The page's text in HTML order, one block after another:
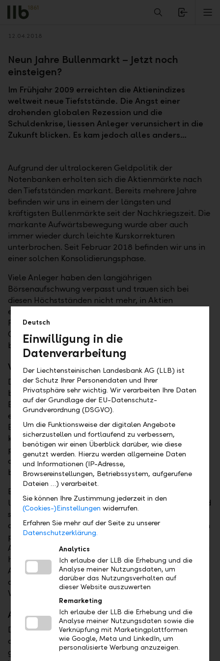
Alerts.Headline
Zurück
12.04.2018
Neun Jahre Bullenmarkt – Jetzt noch
einsteigen?
Im Frühjahr 2009 erreichten die Aktienindizes
weltweit neue Tiefststände. Die Angst einer
drohenden globalen Rezession und die
Schuldenkrise, liessen Anleger verunsichert in die
Zukunft blicken. Es kam jedoch alles anders…
Aufgrund der ultralockeren Geldpolitik der
Notenbanken erholten sich die Aktienmärkte nach
den Tiefstständen markant. Bereits mehrere Jahre
befinden wir uns in einem der längsten und
kräftigsten Bullenmärkte seit der Nachkriegszeit. Die
markante Aufwärtsbewegung wurde aber auch
immer wieder durch leichte Kurskorrekturen
unterbrochen. Seit Februar 2018 befinden wir uns in
einer solchen Konsolidierungsphase.
Viele Anleger haben den langjährigen
Börsenaufschwung verpasst und trauen sich bei
diesen Höchstständen nicht mehr, in Aktien
einzusteigen. Nach der leichten Kurskorrektur seit
Februar 2018 besteht für Anleger indes eine neue
Chance, in den Aktienmarkt einzusteigen
beziehungsweise weiter zu investieren.
Wann ist der richtige Einstiegszeitpunkt?
Das sogenannte ideale "Market Timing"
beziehungsweise den günstigsten Zeitpunkt zum
Einsteigen abzuwarten, gelingt nicht einmal
erfahrenen Investoren. Der richtige
Einstiegszeitpunkt ist eine Illusion, denn niemand
kann die Zukunft vorhersagen. Die Festlegung der
persönlichen Risikofähigkeit und -bereitschaft sowie
die Ermittlung des Anlagehorizontes sind viel
bedeutender.
Einen positiven Anlageerfolg erzielt nur, wer seine
langfristige Anlagestrategie konsequent verfolgt und
systematisch umsetzt. Bei der Allokation aufgrund
der persönlichen Anlagestrategie wird das Vermögen
prozentual in verschiedene Anlagekategorien wie
Aktien, Obligationen etc. investiert. Risiko und Ertrag
hängen jedoch nicht direkt zusammen. Je nach
Aufteilung und Festlegung der Strategie unterliegt
das Vermögen kleineren oder grösseren
Wertschwankungen.
Alles auf einmal oder besser gestaffelt?
Die Risikobereitschaft eines Anlegers spielt somit bei
der Umsetzung der passenden Anlagestrategie eine
grosse Rolle. Sie bezeichnet die Grösse der
Deutsch
Einwilligung in die
Datenverarbeitung
Der Liechtensteinischen Landesbank AG (LLB) ist
der Schutz Ihrer Personendaten und Ihrer
Privatsphäre sehr wichtig. Wir verarbeiten Ihre Daten
auf der Grundlage der EU-Datenschutz-
Grundverordnung (DSGVO).
Um die Funktionsweise der digitalen Angebote
sicherzustellen und fortlaufend zu verbessern,
benötigen wir einen Überblick darüber, wie diese
genutzt werden. Hierzu werden allgemeine Daten
und Informationen (IP-Adresse,
Browsereinstellungen, Betriebssystem, aufgerufene
Dateien …) verarbeitet.
Sie können Ihre Zustimmung jederzeit in den
(Cookies-)Einstellungen widerrufen.
Erfahren Sie mehr auf der Seite zu unserer
Datenschutzerklärung.
Analytics
Ich erlaube der LLB die Erhebung und die
Analyse meiner Nutzungsdaten, um
darüber das Nutzungsverhalten auf
dieser Website auszuwerten
Remarketing
Ich erlaube der LLB die Erhebung und die
Analyse meiner Nutzungsdaten sowie die
Verknüpfung mit Marketingplattformen
wie Google, Meta und LinkedIn, um
personalisierte Werbung anzuzeigen.